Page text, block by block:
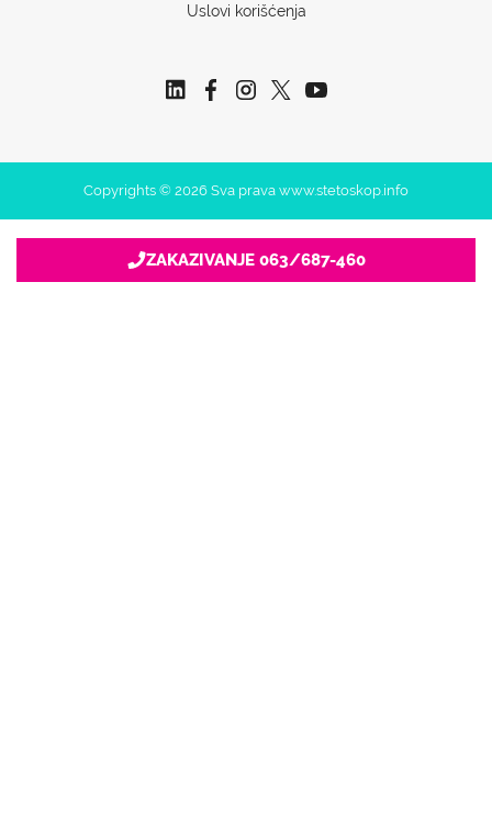
Uslovi korišćenja
Copyrights © 2026 Sva prava www.stetoskop.info
ZAKAZIVANJE 063/687-460